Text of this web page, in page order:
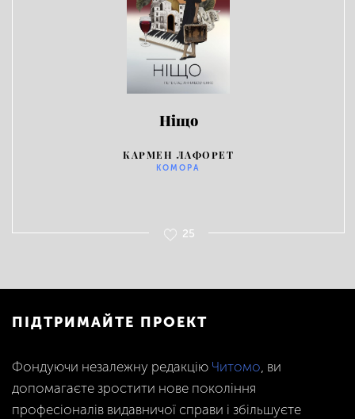
Ніщо
КАРМЕН ЛАФОРЕТ
КОМОРА
25
ПІДТРИМАЙТЕ ПРОЕКТ
Фондуючи незалежну редакцію Читомо, ви
допомагаєте зростити нове покоління
професіоналів видавничої справи і збільшуєте